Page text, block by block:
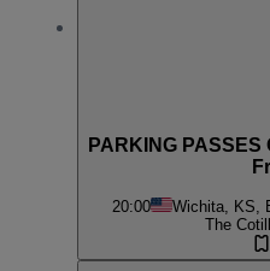
PARKING
20:00 Wichita, KS,
The